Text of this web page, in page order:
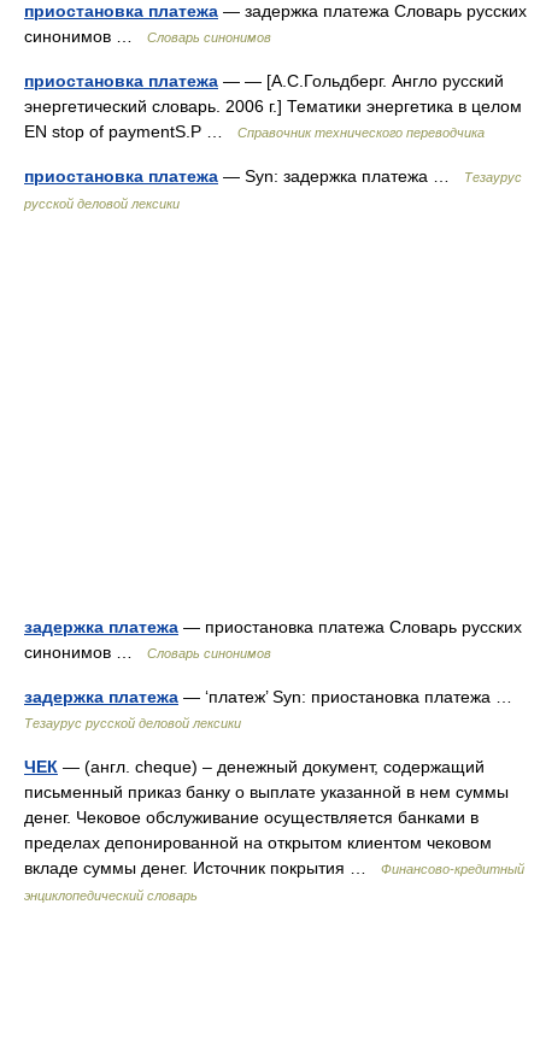
приостановка платежа — задержка платежа Словарь русских
синонимов …
Словарь синонимов
приостановка платежа — — [А.С.Гольдберг. Англо русский
энергетический словарь. 2006 г.] Тематики энергетика в целом
EN stop of paymentS.P …
Справочник технического переводчика
приостановка платежа — Syn: задержка платежа …
Тезаурус
русской деловой лексики
задержка платежа — приостановка платежа Словарь русских
синонимов …
Словарь синонимов
задержка платежа — ‘платеж’ Syn: приостановка платежа …
Тезаурус русской деловой лексики
ЧЕК — (англ. cheque) – денежный документ, содержащий
письменный приказ банку о выплате указанной в нем суммы
денег. Чековое обслуживание осуществляется банками в
пределах депонированной на открытом клиентом чековом
вкладе суммы денег. Источник покрытия …
Финансово-кредитный
энциклопедический словарь